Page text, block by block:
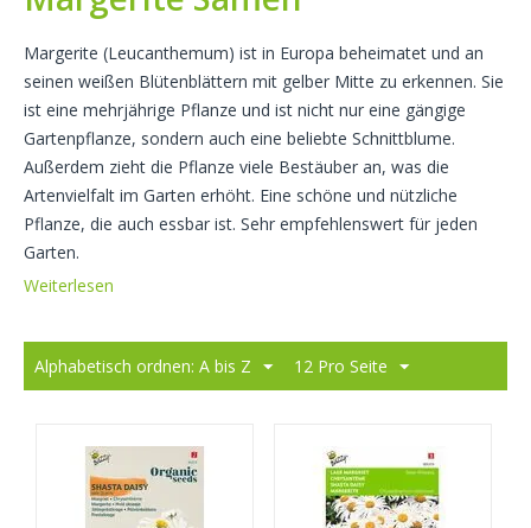
Margerite (Leucanthemum) ist in Europa beheimatet und an
seinen weißen Blütenblättern mit gelber Mitte zu erkennen. Sie
ist eine mehrjährige Pflanze und ist nicht nur eine gängige
Gartenpflanze, sondern auch eine beliebte Schnittblume.
Außerdem zieht die Pflanze viele Bestäuber an, was die
Artenvielfalt im Garten erhöht. Eine schöne und nützliche
Pflanze, die auch essbar ist. Sehr empfehlenswert für jeden
Garten.
Weiterlesen
Alphabetisch ordnen: A bis Z 12 Pro Seite